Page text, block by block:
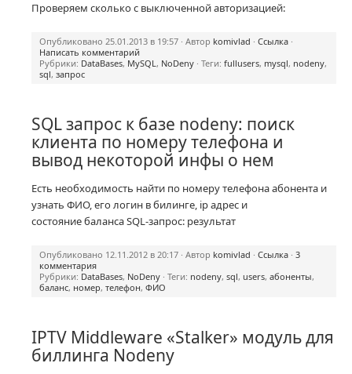
Проверяем сколько с выключенной авторизацией:
Опубликовано 25.01.2013 в 19:57 · Автор komivlad · Ссылка ·
Написать комментарий
Рубрики: DataBases, MySQL, NoDeny · Теги: fullusers, mysql, nodeny,
sql, запрос
SQL запрос к базе nodeny: поиск
клиента по номеру телефона и
вывод некоторой инфы о нем
Есть необходимость найти по номеру телефона абонента и
узнать ФИО, его логин в билинге, ip адрес и
состояние баланса SQL-запрос: результат
Опубликовано 12.11.2012 в 20:17 · Автор komivlad · Ссылка · 3
комментария
Рубрики: DataBases, NoDeny · Теги: nodeny, sql, users, абоненты,
баланс, номер, телефон, ФИО
IPTV Middleware «Stalker» модуль для
биллинга Nodeny